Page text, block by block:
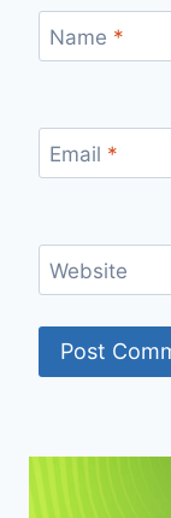
Name *
Email *
Website